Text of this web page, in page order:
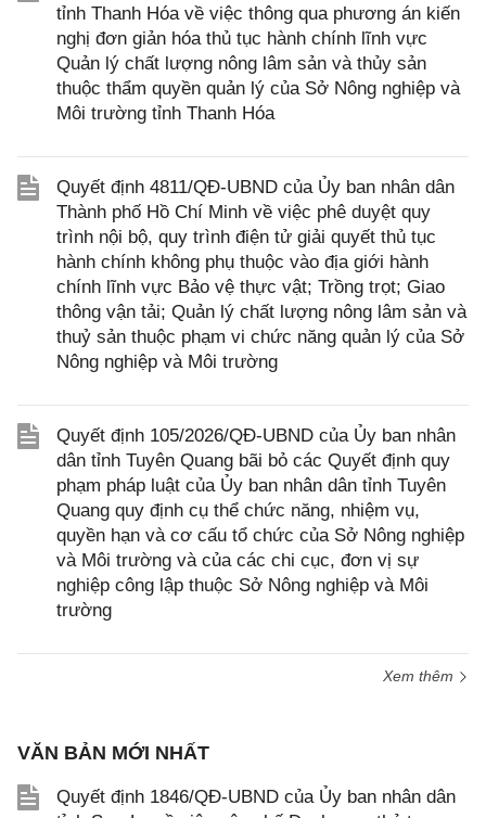
tỉnh Thanh Hóa về việc thông qua phương án kiến
nghị đơn giản hóa thủ tục hành chính lĩnh vực
Quản lý chất lượng nông lâm sản và thủy sản
thuộc thẩm quyền quản lý của Sở Nông nghiệp và
Môi trường tỉnh Thanh Hóa
Quyết định 4811/QĐ-UBND của Ủy ban nhân dân
Thành phố Hồ Chí Minh về việc phê duyệt quy
trình nội bộ, quy trình điện tử giải quyết thủ tục
hành chính không phụ thuộc vào địa giới hành
chính lĩnh vực Bảo vệ thực vật; Trồng trọt; Giao
thông vận tải; Quản lý chất lượng nông lâm sản và
thuỷ sản thuộc phạm vi chức năng quản lý của Sở
Nông nghiệp và Môi trường
Quyết định 105/2026/QĐ-UBND của Ủy ban nhân
dân tỉnh Tuyên Quang bãi bỏ các Quyết định quy
phạm pháp luật của Ủy ban nhân dân tỉnh Tuyên
Quang quy định cụ thể chức năng, nhiệm vụ,
quyền hạn và cơ cấu tổ chức của Sở Nông nghiệp
và Môi trường và của các chi cục, đơn vị sự
nghiệp công lập thuộc Sở Nông nghiệp và Môi
trường
Xem thêm
VĂN BẢN MỚI NHẤT
Quyết định 1846/QĐ-UBND của Ủy ban nhân dân